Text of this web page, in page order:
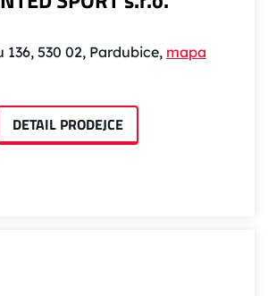
136, 530 02, Pardubice, mapa
DETAIL PRODEJCE